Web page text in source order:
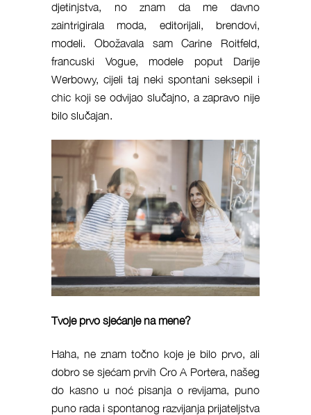
djetinjstva, no znam da me davno
zaintrigirala moda, editorijali, brendovi,
modeli. Obožavala sam Carine Roitfeld,
francuski Vogue, modele poput Darije
Werbowy, cijeli taj neki spontani seksepil i
chic koji se odvijao slučajno, a zapravo nije
bilo slučajan.
Tvoje prvo sjećanje na mene?
Haha, ne znam točno koje je bilo prvo, ali
dobro se sjećam prvih Cro A Portera, našeg
do kasno u noć pisanja o revijama, puno
puno rada i spontanog razvijanja prijateljstva